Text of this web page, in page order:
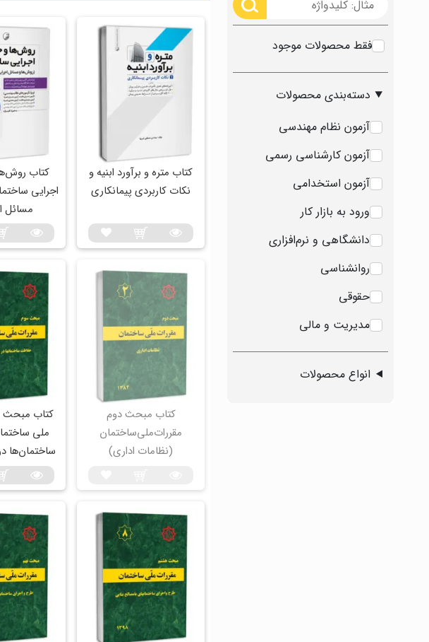
فقط محصولات موجود
دسته‌بندی محصولات
آزمون نظام مهندسی
آزمون کارشناسی رسمی
آزمون استخدامی
ورود به بازار کار
دانشگاهی و نرم‌افزاری
روانشناسی
حقوقی
مدیریت و مالی
انواع محصولات
کتاب متره و برآورد ابنیه و
نکات کاربردی پیمانکاری
کتاب
اجرایی
مسائل
کتاب مبحث دوم
مقررات‌ملی‌ساختمان
(نظامات اداری)
کتاب مبحث
ملی‌
ساختمان‌ها